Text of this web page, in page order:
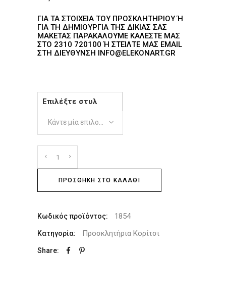
ΓΙΑ ΤΑ ΣΤΟΙΧΕΊΑ ΤΟΥ ΠΡΟΣΚΛΗΤΗΡΊΟΥ Ή Γ
ΙΑ ΤΗ ΔΗΜΙΟΥΡΓΊΑ ΤΗΣ ΔΙΚΙΆΣ ΣΑΣ Μ
ΑΚΈΤΑΣ ΠΑΡΑΚΑΛΟΎΜΕ ΚΑΛΈΣΤΕ ΜΑΣ Σ
ΤΟ 2310 720100 Ή ΣΤΕΊΛΤΕ ΜΑΣ EMAIL ΣΤ
Η ΔΙΕΎΘΥΝΣΗ INFO@ELEKONART.GR
Επιλέξτε στυλ
ΠΡΟΣΘΉΚΗ ΣΤΟ ΚΑΛΆΘΙ
Κωδικός προϊόντος: 1854
Κατηγορία: Προσκλητήρια Κορίτσι
Share: